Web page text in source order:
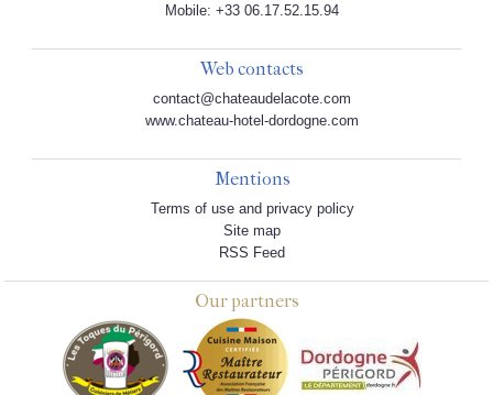
Mobile: +33 06.17.52.15.94
Web contacts
contact@chateaudelacote.com
www.chateau-hotel-dordogne.com
Mentions
Terms of use and privacy policy
Site map
RSS Feed
Our partners